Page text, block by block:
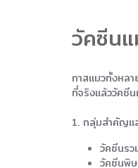
วัคซีน
ทาสแมวทั้งหล
ที่จริงแล้ววัคซี
1. กลุ่มสำคัญแ
วัคซีนร
วัคซีนพิ